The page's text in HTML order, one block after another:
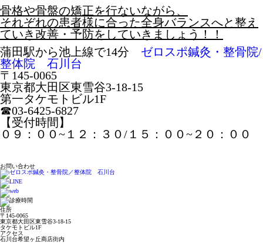
骨格や骨盤の矯正を行ないながら、
それぞれの患者様に合った全身バランスへと整え
ていき改善・予防をしていきましょう！！
蒲田駅から池上線で14分 ゼロスポ鍼灸・整骨院/
整体院 石川台
〒145-0065
東京都大田区東雪谷3-18-15
第一タケモトビル1F
☎︎03-6425-6827
【受付時間】
０９：００~１２：３０/１５：００~２０：００
お問い合わせ
住所
〒145-0065
東京都大田区東雪谷3-18-15
タケモトビル1F
アクセス
石川台希望ヶ丘商店街内